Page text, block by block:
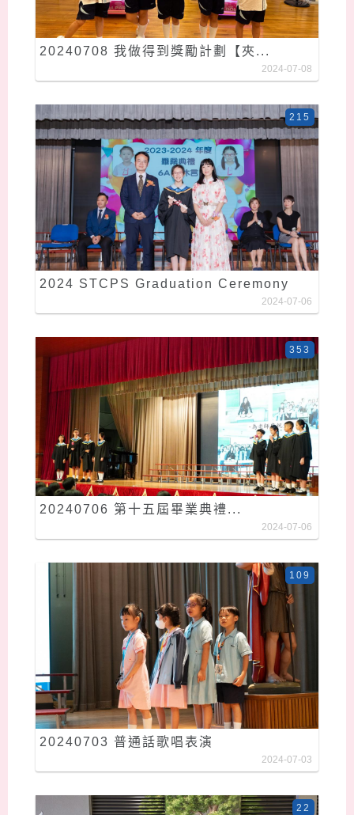
20240708 我做得到獎勵計劃【夾...
2024-07-08
2024 STCPS Graduation Ceremony
215
2024-07-06
20240706 第十五屆畢業典禮...
353
2024-07-06
20240703 普通話歌唱表演
109
2024-07-03
22